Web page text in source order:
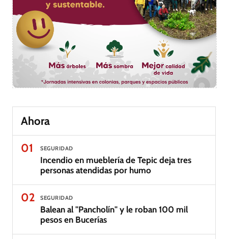
Ahora
01
SEGURIDAD
Incendio en mueblería de Tepic deja tres
personas atendidas por humo
02 SEGURIDAD
Balean al "Pancholín" y le roban 100 mil
pesos en Bucerías